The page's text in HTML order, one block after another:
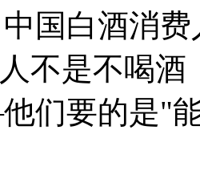
国白酒消
不是不喝
们要的是"